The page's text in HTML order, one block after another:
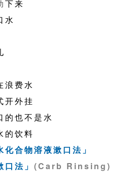
下来
费水
外挂
也不是水
饮料
化合物溶液漱口法」
口法」 (Carb Rinsing)